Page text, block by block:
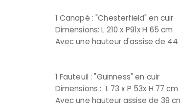
1 Canapé : "Chesterfield" en cuir
Dimensions: L 210 x P91x H 65 cm
Avec une hauteur d'assise de 44
1 Fauteuil : "Guinness" en cuir
Dimensions : L 73 x P 53x H 77 cm
Avec une hauteur assise de 39